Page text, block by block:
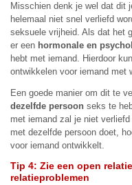
Misschien denk je wel dat dit
helemaal niet snel verliefd
seksuele vrijheid. Als dat het
er een hormonale en
hebt met iemand. Hierdoor
ontwikkelen voor iemand met
Een goede manier om dit te
dezelfde persoon seks te
met iemand zal je niet
met dezelfde persoon doet,
voor iemand ontwikkelt.
Tip 4: Zie een open
relatieproblemen